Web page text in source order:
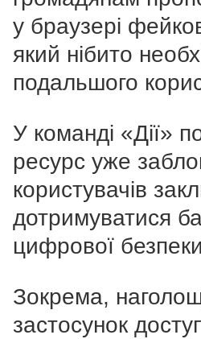
у браузері
який нібито
подальшого
У команді «Дії»
ресурс уже
користувачів
дотримуватися
цифрової
Зокрема,
застосунок